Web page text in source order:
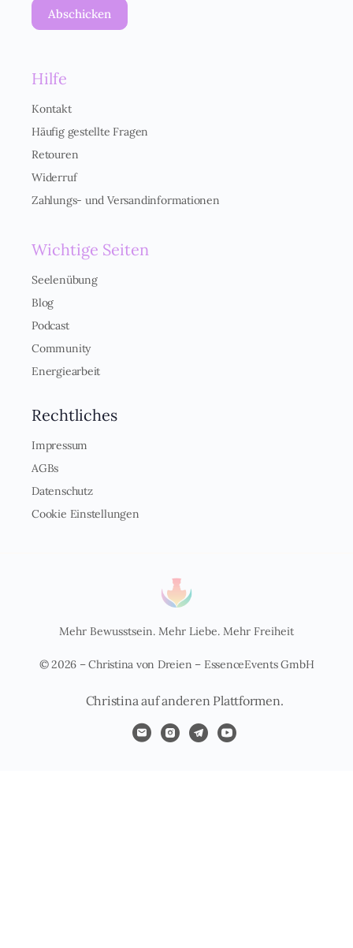
E
v
r
t
ä
d
n
*
Abschicken
Hilfe
Kontakt
Häufig gestellte Fragen
Retouren
Widerruf
Zahlungs- und Versandinformationen
Wichtige Seiten
Seelenübung
Blog
Podcast
Community
Energiearbeit
Rechtliches
Impressum
AGBs
Datenschutz
Cookie Einstellungen
Mehr Bewusstsein. Mehr Liebe. Mehr Freiheit
© 2026 – Christina von Dreien – EssenceEvents GmbH
Christina auf anderen Plattformen.